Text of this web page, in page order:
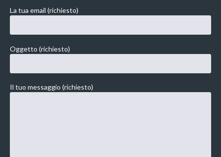
La tua email (richiesto)
Oggetto (richiesto)
Il tuo messaggio (richiesto)